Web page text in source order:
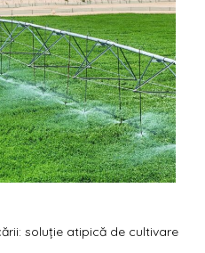
soluție atipică de cultivare